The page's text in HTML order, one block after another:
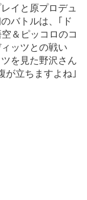
イと原プロデュ
バトルは、｢ド
＆ピッコロのコ
ッツとの戦い
を見た野沢さん
が立ちますよね｣